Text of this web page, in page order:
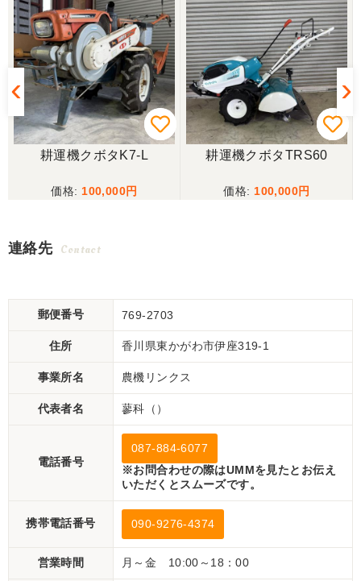
耕運機クボタK7-L
100,000
耕運機クボタTRS60
100,000
連絡先 Contact
郵便番号 769-2703
住所 香川県東かがわ市伊座319-1
事業所名 農機リンクス
代表者名 蓼科（）
電話番号
087-884-6077
※お問合わせの際はUMMを見たとお伝え
いただくとスムーズです。
携帯電話番号 090-9276-4374
営業時間 月～金 10:00～18：00